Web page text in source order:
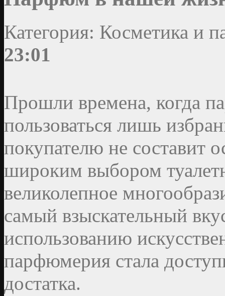
Категория: Косметика и
23:01
Прошли времена, когда
пользоваться лишь
покупателю не составит
широким выбором
великолепное
самый взыскательный
использованию
парфюмерия стала
достатка.